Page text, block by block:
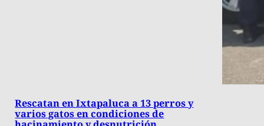
Rescatan en Ixtapaluca a 13 perros y
varios gatos en condiciones de